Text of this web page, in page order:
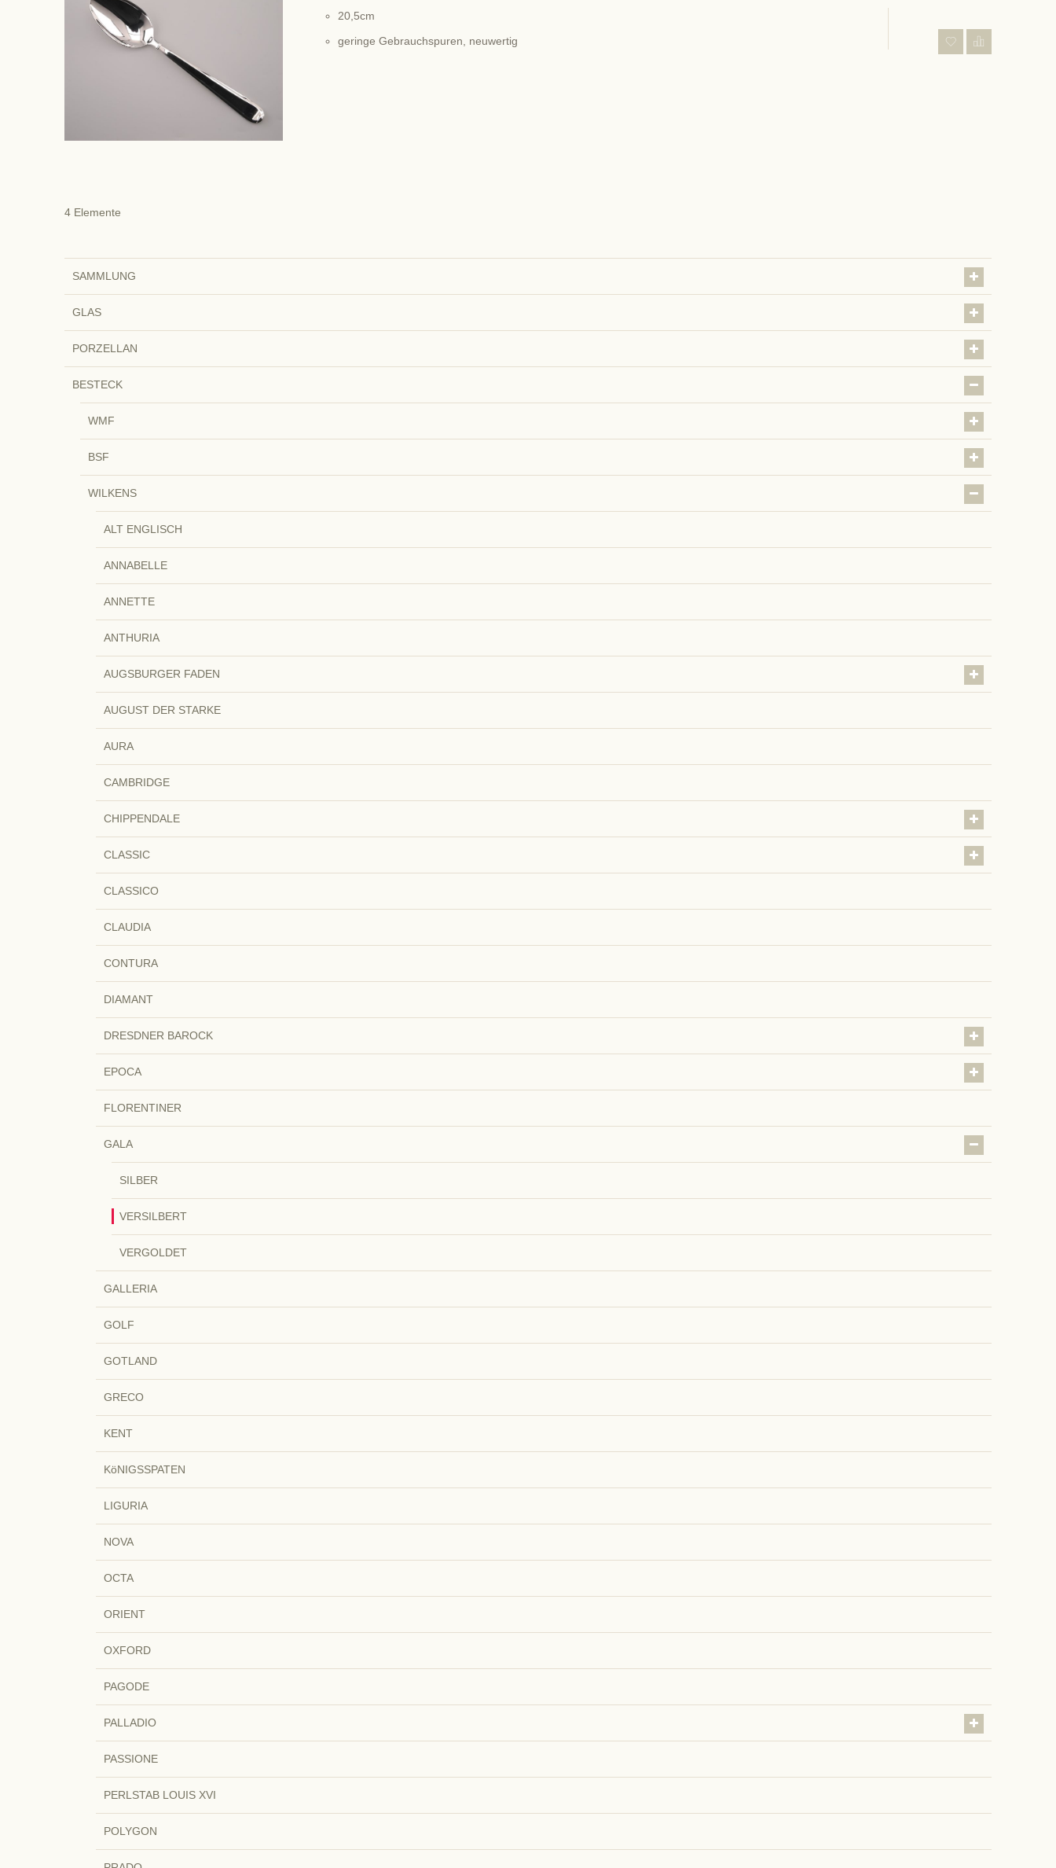
20,5cm
geringe Gebrauchspuren, neuwertig
4 Elemente
SAMMLUNG
GLAS
PORZELLAN
BESTECK
WMF
BSF
WILKENS
ALT ENGLISCH
ANNABELLE
ANNETTE
ANTHURIA
AUGSBURGER FADEN
AUGUST DER STARKE
AURA
CAMBRIDGE
CHIPPENDALE
CLASSIC
CLASSICO
CLAUDIA
CONTURA
DIAMANT
DRESDNER BAROCK
EPOCA
FLORENTINER
GALA
SILBER
VERSILBERT
VERGOLDET
GALLERIA
GOLF
GOTLAND
GRECO
KENT
KöNIGSSPATEN
LIGURIA
NOVA
OCTA
ORIENT
OXFORD
PAGODE
PALLADIO
PASSIONE
PERLSTAB LOUIS XVI
POLYGON